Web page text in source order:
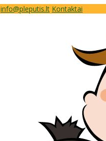
info@pleputis.lt Kontaktai